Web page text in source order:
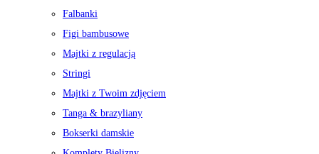
Falbanki
Figi bambusowe
Majtki z regulacją
Stringi
Majtki z Twoim zdjęciem
Tanga & brazyliany
Bokserki damskie